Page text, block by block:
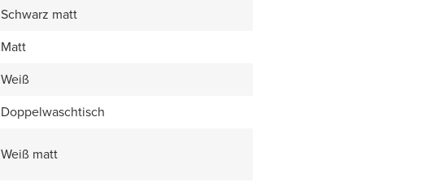
Schwarz matt
Matt
Weiß
Doppelwaschtisch
Weiß matt